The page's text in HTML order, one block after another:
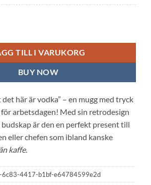
TILL I VARUKORG
BUY NOW
här är vodka” – en mugg med tryck
arbetsdagen! Med sin retrodesign
är den en perfekt present till
eller chefen som ibland kanske
kaffe.
6c83-4417-b1bf-e64784599e2d